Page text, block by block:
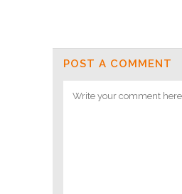
POST A COMMENT